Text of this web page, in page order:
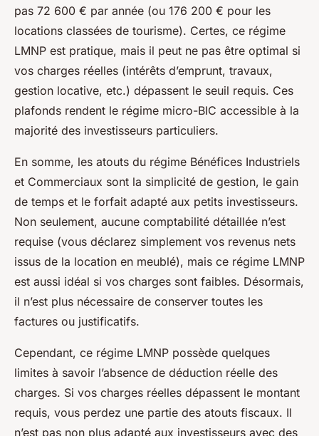
pas 72 600 € par année (ou 176 200 € pour les
locations classées de tourisme). Certes, ce régime
LMNP est pratique, mais il peut ne pas être optimal si
vos charges réelles (intérêts d’emprunt, travaux,
gestion locative, etc.) dépassent le seuil requis. Ces
plafonds rendent le régime micro-BIC accessible à la
majorité des investisseurs particuliers.
En somme, les atouts du régime Bénéfices Industriels
et Commerciaux sont la simplicité de gestion, le gain
de temps et le forfait adapté aux petits investisseurs.
Non seulement, aucune comptabilité détaillée n’est
requise (vous déclarez simplement vos revenus nets
issus de la location en meublé), mais ce régime LMNP
est aussi idéal si vos charges sont faibles. Désormais,
il n’est plus nécessaire de conserver toutes les
factures ou justificatifs.
Cependant, ce régime LMNP possède quelques
limites à savoir l’absence de déduction réelle des
charges. Si vos charges réelles dépassent le montant
requis, vous perdez une partie des atouts fiscaux. Il
n’est pas non plus adapté aux investisseurs avec des